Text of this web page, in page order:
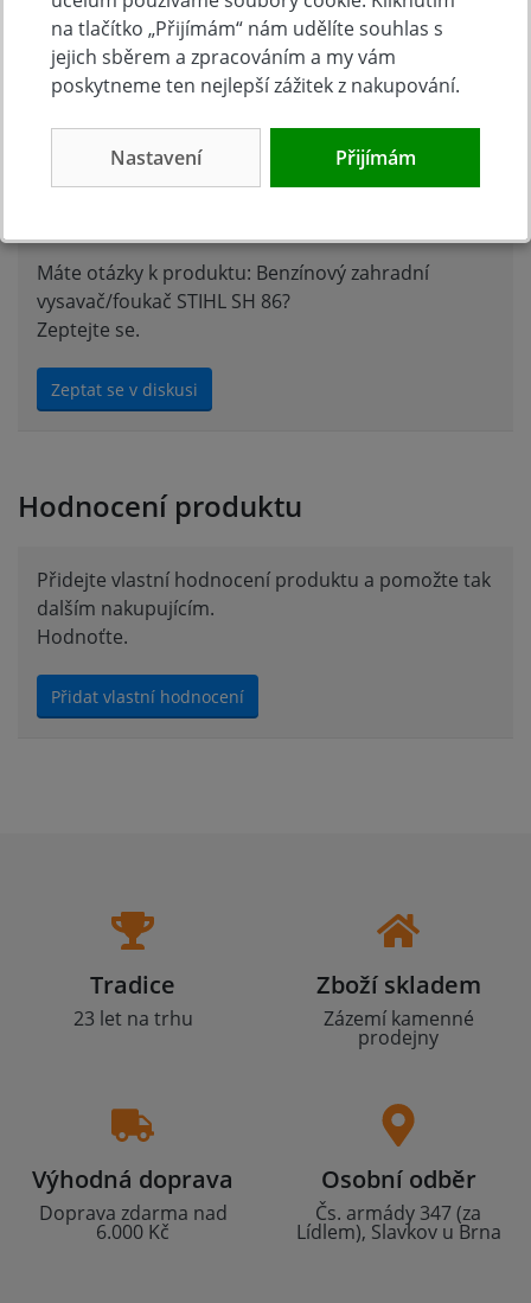
Dokumenty
navod-sh86-stihl [1.46 MB, PDF]
Diskuse k produktu (0)
Máte otázky k produktu: Benzínový zahradní
vysavač/foukač STIHL SH 86?
Zeptejte se.
Zeptat se v diskusi
Hodnocení produktu
Přidejte vlastní hodnocení produktu a pomožte tak
dalším nakupujícím.
Hodnoťte.
Přidat vlastní hodnocení
Tradice
23 let na trhu
Zboží skladem
Zázemí kamenné
prodejny
Výhodná doprava
Doprava zdarma nad
6.000 Kč
Osobní odběr
Čs. armády 347 (za
Lídlem), Slavkov u Brna
na tlačítko „Přijímám“ nám udělíte souhlas s
jejich sběrem a zpracováním a my vám
poskytneme ten nejlepší zážitek z nakupování.
Nastavení Přijímám